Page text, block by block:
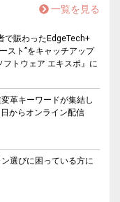
一覧を見る
で賑わったEdgeTech+
スト”をキャッチアップ
フトウェア エキスポ』に
革キーワードが集結し
からオンライン配信
選びに困っている方に